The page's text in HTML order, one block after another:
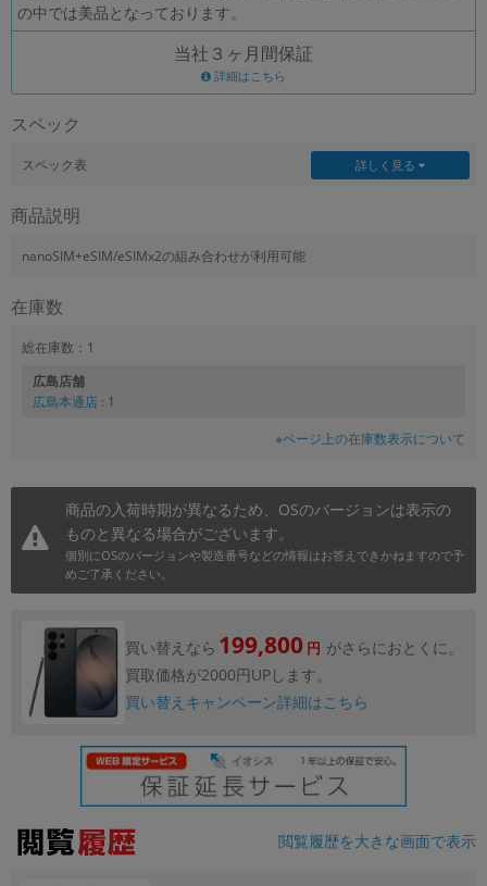
の中では美品となっております。
当社３ヶ月間保証
詳細はこちら
スペック
スペック表 詳しく見る
商品説明
nanoSIM+eSIM/eSIMx2の組み合わせが利用可能
在庫数
総在庫数：1
広島店舗
広島本通店 : 1
※ページ上の在庫数表示について
商品の入荷時期が異なるため、OSのバージョンは表示の
ものと異なる場合がございます。
個別にOSのバージョンや製造番号などの情報はお答えできかねますので予
めご了承ください。
買い替えなら 199,800 円 がさらにおとくに。
買取価格が2000円UPします。
買い替えキャンペーン詳細はこちら
閲覧履歴を大きな画面で表示